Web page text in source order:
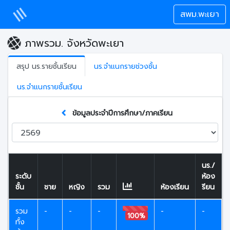
สพม.พะเยา
ภาพรวม. จังหวัดพะเยา
สรุป นร.รายชั้นเรียน
นร.จำแนกรายช่วงชั้น
นร.จำแนกรายชั้นเรียน
ข้อมูลประจำปีการศึกษา/ภาคเรียน
ระดับ
ชั้น
ชาย หญิง รวม ห้องเรียน
นร./
ห้อง
รียน
รวม
ทั้ง
- - - 100% - -